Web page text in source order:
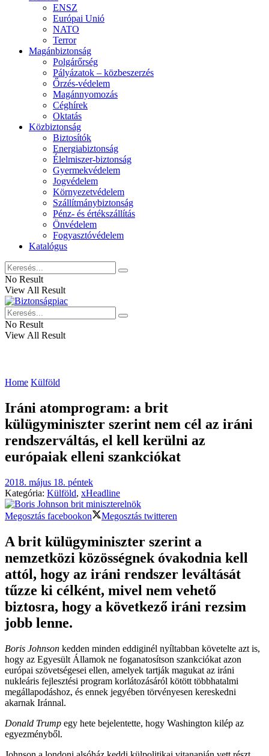
ENSZ
Európai Unió
NATO
Terror
Magánbiztonság
Polgárőrség
Pályázatok – közbeszerzés
Őrzés-védelem
Magánnyomozás
Céghírek
Oktatás
Közbiztonság
Biztosítók
Energiabiztonság
Élelmiszer-biztonság
Gyermekvédelem
Jogvédelem
Környezetvédelem
Szállítmánybiztonság
Pénz- és értékszállítás
Önvédelem
Fogyasztóvédelem
Katalógus
No Result
View All Result
No Result
View All Result
Home Külföld
Iráni atomprogram: a brit
külügyminiszter szerint nem cél az iráni
rendszerváltás, el kell kerülni az
európaiak elleni szankciókat
2018. május 18. péntek
Kategória: Külföld, xHeadline
Megosztás facebookon Megosztás twitteren
A brit külügyminiszter szerint a
nemzetközi közösségnek óvakodnia kell
attól, hogy az iráni rendszer leváltását
tűzze ki célként, mivel nem vehető
biztosra, hogy a következő iráni rezsim
jobb lenne.
Boris Johnson kedden minden eddiginél nyíltabban követelte azt is,
hogy az Egyesült Államok ne foganatosítson szankciókat azon
európai szövetségesei ellen, amelyek tartják magukat az iráni
nukleáris fejlesztési program korlátozásáról kötött többhatalmi
megállapodáshoz, és ennek jegyében törvényesen kereskedni
akarnak Iránnal.
Donald Trump egy hete bejelentette, hogy Washington kilép az
egyezményből.